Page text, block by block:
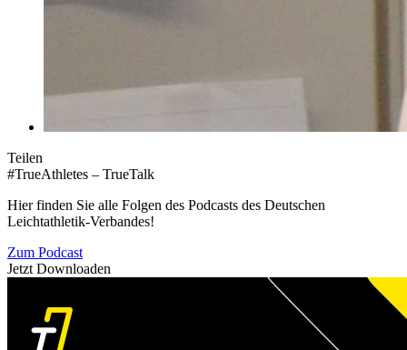
Teilen
#TrueAthletes – TrueTalk
Hier finden Sie alle Folgen des Podcasts des Deutschen
Leichtathletik-Verbandes!
Zum Podcast
Jetzt Downloaden